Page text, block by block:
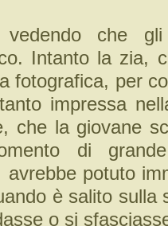
che
Intanto la zia,
fotografica, per
impressa
che la giovane
di
potuto
è salito sulla
o si